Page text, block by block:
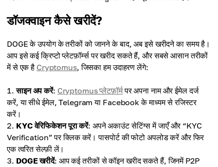
डॉजक्वाइन कैसे खरीदें?
DOGE के उपयोग के तरीकों को जानने के बाद, अब इसे खरीदने का समय है।
आप इसे कई क्रिप्टो प्लेटफ़ॉर्म्स पर खरीद सकते हैं, और सबसे आसान तरीकों
में से एक है Cryptomus, जिसका हम उदाहरण लेंगे:
साइन अप करें: Cryptomus प्लेटफ़ॉर्मपर अपना नाम और ईमेल दर्ज
करें, या सीधे ईमेल, Telegram या Facebook के माध्यम से रजिस्टर
करें।
KYC वेरिफिकेशन पूरा करें: अपने अकाउंट सेटिंग्स में जाएँ और “KYC
Verification” पर क्लिक करें। पासपोर्ट की फोटो अपलोड करें और फिर
एक त्वरित सेल्फ़ी लें।
DOGE खरीदें: आप कई तरीकों से कॉइन खरीद सकते हैं, जिनमें P2P